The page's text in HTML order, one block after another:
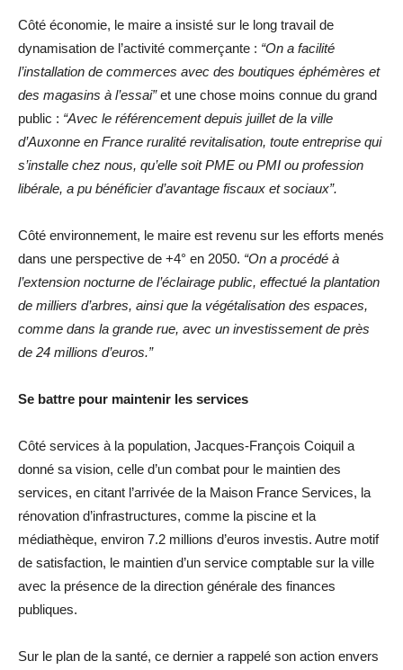
Côté économie, le maire a insisté sur le long travail de
dynamisation de l’activité commerçante : “On a facilité
l’installation de commerces avec des boutiques éphémères et
des magasins à l’essai”et une chose moins connue du grand
public : “Avec le référencement depuis juillet de la ville
d’Auxonne en France ruralité revitalisation, toute entreprise qui
s’installe chez nous, qu’elle soit PME ou PMI ou profession
libérale, a pu bénéficier d’avantage fiscaux et sociaux”.
Côté environnement, le maire est revenu sur les efforts menés
dans une perspective de +4° en 2050. “On a procédé à
l’extension nocturne de l’éclairage public, effectué la plantation
de milliers d’arbres, ainsi que la végétalisation des espaces,
comme dans la grande rue, avec un investissement de près
de 24 millions d’euros.”
Se battre pour maintenir les services
Côté services à la population, Jacques-François Coiquil a
donné sa vision, celle d’un combat pour le maintien des
services, en citant l’arrivée de la Maison France Services, la
rénovation d’infrastructures, comme la piscine et la
médiathèque, environ 7.2 millions d’euros investis. Autre motif
de satisfaction, le maintien d’un service comptable sur la ville
avec la présence de la direction générale des finances
publiques.
Sur le plan de la santé, ce dernier a rappelé son action envers